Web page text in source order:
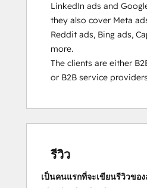
LinkedIn ads and
they also cover Meta
Reddit ads, Bing ads,
more.
The clients are either
or B2B service
รีวิว
เป็นคนแรกที่จะเขียนรีวิวขอ